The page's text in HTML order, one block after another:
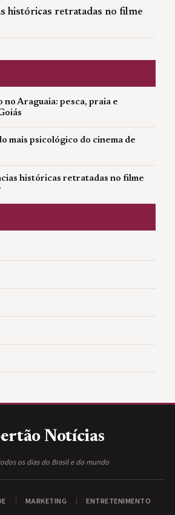
históricas retratadas no filme
no Araguaia: pesca, praia e
mais psicológico do cinema de
históricas retratadas no filme
Notícias
os dias do Brasil e do mundo
MARKETING ENTRETENIMENTO